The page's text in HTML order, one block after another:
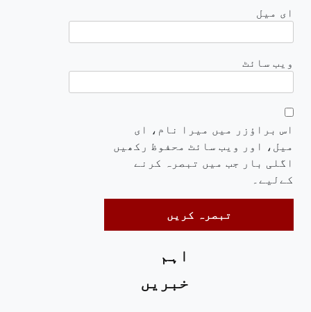
ای میل
ویب‌ سائٹ
اس براؤزر میں میرا نام، ای
میل، اور ویب سائٹ محفوظ رکھیں
اگلی بار جب میں تبصرہ کرنے
کےلیے۔
اہم
خبریں